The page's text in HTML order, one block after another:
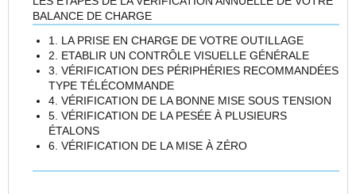
BALANCE DE CHARGE
1. LA PRISE EN CHARGE DE VOTRE OUTILLAGE
2. ETABLIR UN CONTRÔLE VISUELLE GÉNÉRALE
3. VÉRIFICATION DES PÉRIPHÉRIES RECOMMANDÉES
TYPE TÉLÉCOMMANDE
4. VÉRIFICATION DE LA BONNE MISE SOUS TENSION
5. VÉRIFICATION DE LA PESÉE À PLUSIEURS
ÉTALONS
6. VÉRIFICATION DE LA MISE À ZÉRO